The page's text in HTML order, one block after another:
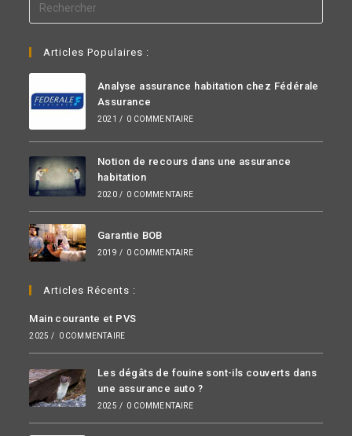
Articles Populaires :
Analyse assurance habitation chez Fédérale
Assurance
2021 / 0 COMMENTAIRE
Notion de recours dans une assurance
habitation
2020 / 0 COMMENTAIRE
Garantie BOB
2019 / 0 COMMENTAIRE
Articles Récents :
Main courante et PVS
2025 / 0 COMMENTAIRE
Les dégâts de fouine sont-ils couverts dans
une assurance auto ?
2025 / 0 COMMENTAIRE